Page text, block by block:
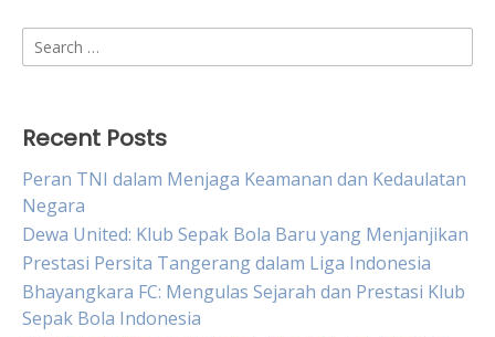
Search
for:
Recent Posts
Peran TNI dalam Menjaga Keamanan dan Kedaulatan
Negara
Dewa United: Klub Sepak Bola Baru yang Menjanjikan
Prestasi Persita Tangerang dalam Liga Indonesia
Bhayangkara FC: Mengulas Sejarah dan Prestasi Klub
Sepak Bola Indonesia